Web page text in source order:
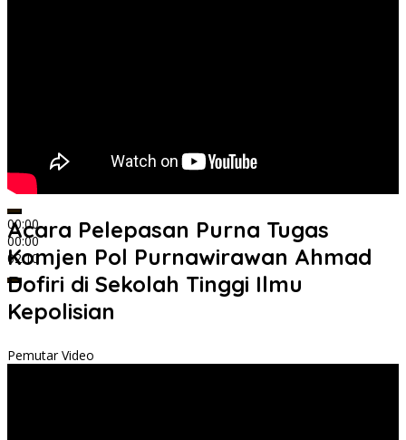
00:00
00:00
02:10
Acara Pelepasan Purna Tugas
Komjen Pol Purnawirawan Ahmad
Dofiri di Sekolah Tinggi Ilmu
Kepolisian
Pemutar Video